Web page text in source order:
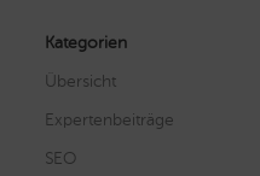
Kategorien
Übersicht
Expertenbeiträge
SEO